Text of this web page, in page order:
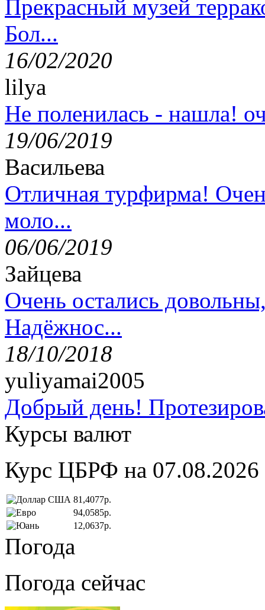
Прекрасный музей
Бол...
16/02/2020
lilya
Не поленилась - нашла!
19/06/2019
Васильева
Отличная турфирма!
моло...
06/06/2019
Зайцева
Очень остались
Надёжнос...
18/10/2018
yuliyamai2005
Добрый день!
Курсы валют
Курс ЦБРФ на 07.08.2026
81,4077р.
94,0585р.
12,0637р.
Погода
Погода сейчас